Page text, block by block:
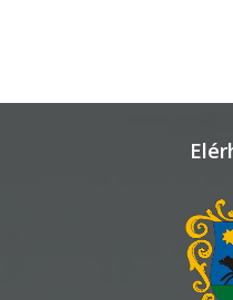
PÉNZÜGYEI